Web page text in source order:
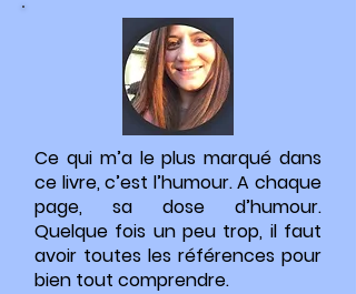
Ce qui m’a le plus marqué dans
ce livre, c’est l’humour. A chaque
page, sa dose d’humour.
Quelque fois un peu trop, il faut
avoir toutes les références pour
bien tout comprendre.